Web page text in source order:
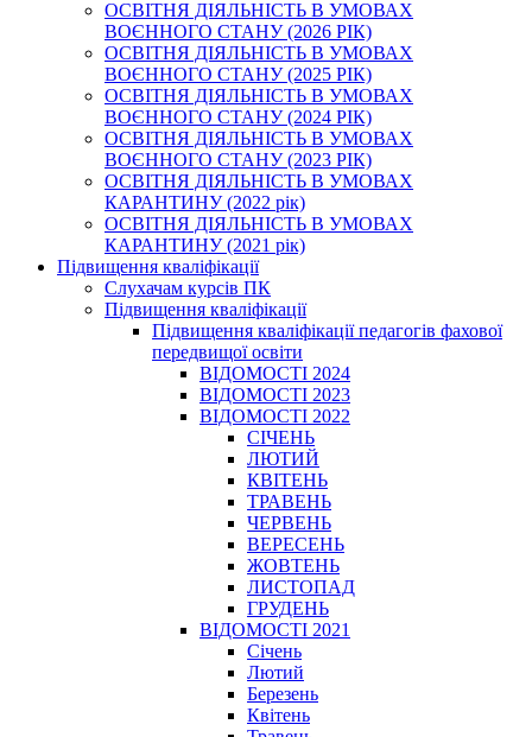
ОСВІТНЯ ДІЯЛЬНІСТЬ В УМОВАХ
ВОЄННОГО СТАНУ (2026 РІК)
ОСВІТНЯ ДІЯЛЬНІСТЬ В УМОВАХ
ВОЄННОГО СТАНУ (2025 РІК)
ОСВІТНЯ ДІЯЛЬНІСТЬ В УМОВАХ
ВОЄННОГО СТАНУ (2024 РІК)
ОСВІТНЯ ДІЯЛЬНІСТЬ В УМОВАХ
ВОЄННОГО СТАНУ (2023 РІК)
ОСВІТНЯ ДІЯЛЬНІСТЬ В УМОВАХ
КАРАНТИНУ (2022 рік)
ОСВІТНЯ ДІЯЛЬНІСТЬ В УМОВАХ
КАРАНТИНУ (2021 рік)
Підвищення кваліфікації
Слухачам курсів ПК
Підвищення кваліфікації
Підвищення кваліфікації педагогів фахової
передвищої освіти
ВІДОМОСТІ 2024
ВІДОМОСТІ 2023
ВІДОМОСТІ 2022
СІЧЕНЬ
ЛЮТИЙ
КВІТЕНЬ
ТРАВЕНЬ
ЧЕРВЕНЬ
ВЕРЕСЕНЬ
ЖОВТЕНЬ
ЛИСТОПАД
ГРУДЕНЬ
ВІДОМОСТІ 2021
Січень
Лютий
Березень
Квітень